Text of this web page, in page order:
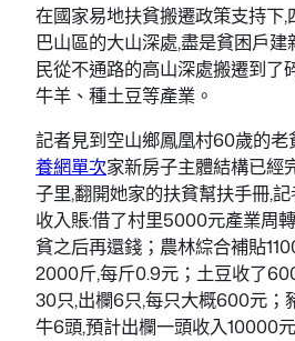
在國家易地扶貧搬遷政策支持下
巴山區的大山深處,盡是貧困戶
民從不通路的高山深處搬遷到了
牛羊、種土豆等產業。
記者見到空山鄉鳳凰村60歲的老
養網單次家新房子主體結構已經
子里,翻開她家的扶貧幫扶手冊,
收入賬:借了村里5000元產業周
貧之后再還錢；農林綜合補貼
2000斤,每斤0.9元；土豆收了
30只,出欄6只,每只大概600元；
牛6頭,預計出欄一頭收入10000